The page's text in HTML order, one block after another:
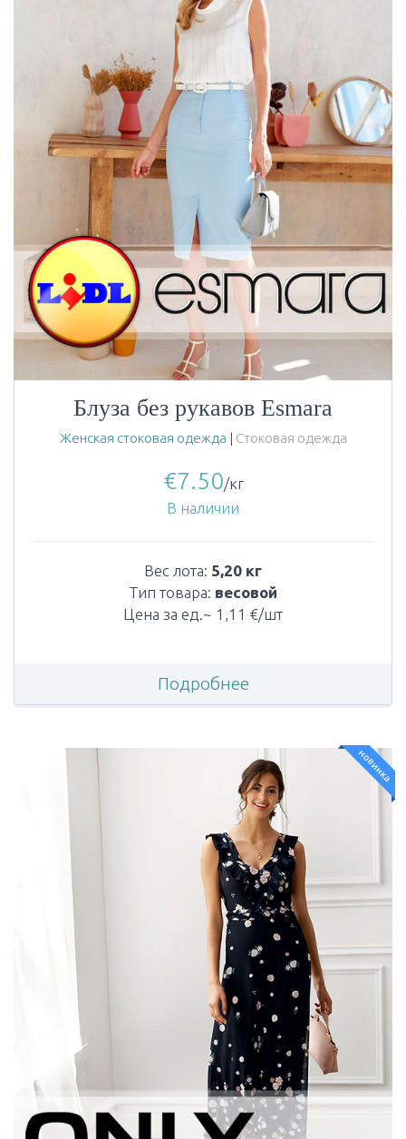
Блуза без рукавов Esmara
Женская стоковая одежда | Стоковая одежда
€7.50/кг
В наличии
Вес лота: 5,20 кг
Тип товара: весовой
Цена за ед.~ 1,11 €/шт
Подробнее
новинка